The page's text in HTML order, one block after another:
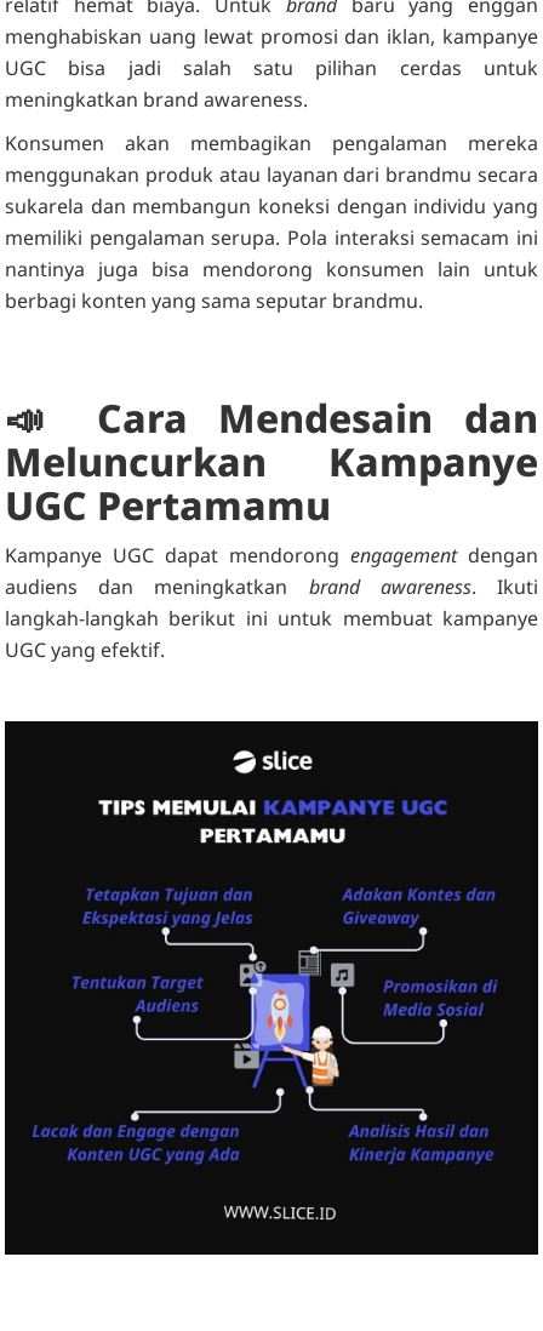
menghabiskan uang lewat promosi dan iklan, kampanye
UGC bisa jadi salah satu pilihan cerdas untuk
meningkatkan brand awareness.
Konsumen akan membagikan pengalaman mereka
menggunakan produk atau layanan dari brandmu secara
sukarela dan membangun koneksi dengan individu yang
memiliki pengalaman serupa. Pola interaksi semacam ini
nantinya juga bisa mendorong konsumen lain untuk
berbagi konten yang sama seputar brandmu.
📣 Cara Mendesain dan
Meluncurkan Kampanye
UGC Pertamamu
Kampanye UGC dapat mendorong engagementdengan
audiens dan meningkatkan brand awareness. Ikuti
langkah-langkah berikut ini untuk membuat kampanye
UGC yang efektif.